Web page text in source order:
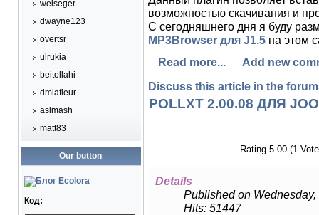
weiseger
dwayne123
overtsr
ulrukia
beitollahi
dmlafleur
asimash
matt83
Our button
Код:
возможностью скачивания и
С сегодняшнего дня я буду
MP3Browser для J1.5на этом
Read more...
Add new
Discuss this article in the
POLLXT 2.00.08 ДЛЯ
Rating 5.00 (1
Details
Published on
Hits: 51447